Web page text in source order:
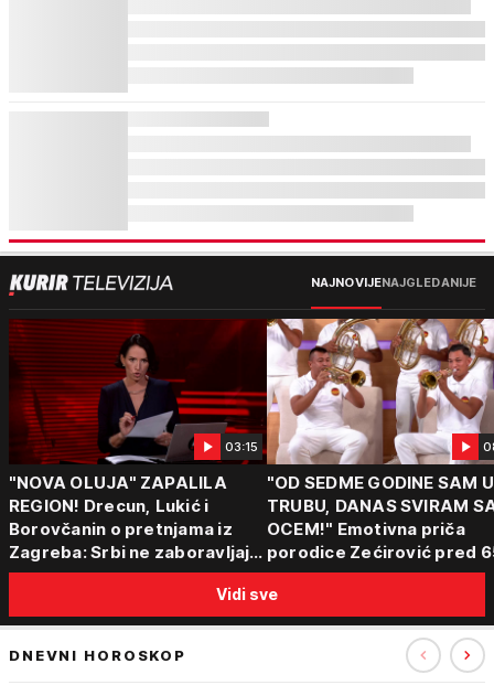
NAJNOVIJENAJGLEDANIJE
03:15
"NOVA OLUJA" ZAPALILA
REGION! Drecun, Lukić i
Borovčanin o pretnjama iz
Zagreba: Srbi ne zaboravljaju
progon
"OD SEDME GODINE SAM
TRUBU, DANAS SVIRAM
OCEM!" Emotivna priča
porodice Zećirović pred
Sabor trubača u Guči
Vidi sve
DNEVNI HOROSKOP